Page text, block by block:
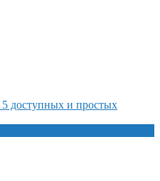
доступных и простых